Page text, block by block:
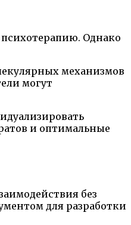
Однако
механизмов
могут
и оптимальные
без
для разработки